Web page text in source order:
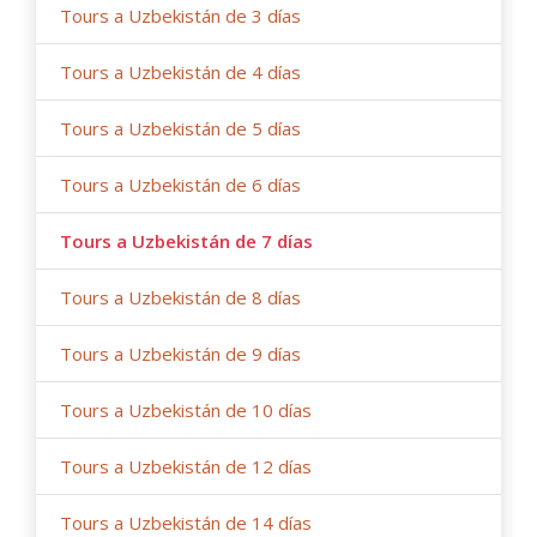
carretera, restricciones gubernamentales).
Tours a Uzbekistán de 3 días
Tours a Uzbekistán de 4 días
Tours a Uzbekistán de 5 días
Tours a Uzbekistán de 6 días
Tours a Uzbekistán de 7 días
Tours a Uzbekistán de 8 días
Tours a Uzbekistán de 9 días
Tours a Uzbekistán de 10 días
Tours a Uzbekistán de 12 días
Tours a Uzbekistán de 14 días